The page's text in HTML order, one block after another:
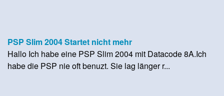
PSP Slim 2004 Startet nicht mehr
Hallo Ich habe eine PSP Slim 2004 mit Datacode 8A.Ich
habe die PSP nie oft benuzt. Sie lag länger r...